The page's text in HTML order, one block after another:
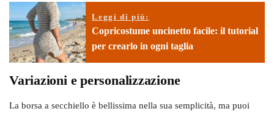
Leggi di più:
Copricostume uncinetto facile: il tutorial
per crearlo in ogni taglia
Variazioni e personalizzazione
La borsa a secchiello è bellissima nella sua semplicità, ma puoi